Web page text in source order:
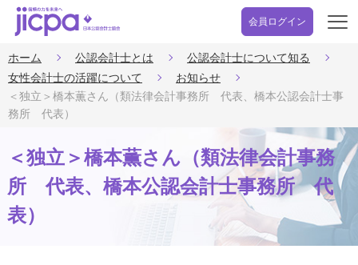
会員ログイン
開
ホーム 公認会計士とは
公認会計士について知る
女性会計士の活躍について
お知らせ
＜独立＞橋本薫さん（類法律会計事務所 代表、橋本公認会計士事
務所 代表）
＜独立＞橋本薫さん（類法律会計事務
所 代表、橋本公認会計士事務所 代
表）